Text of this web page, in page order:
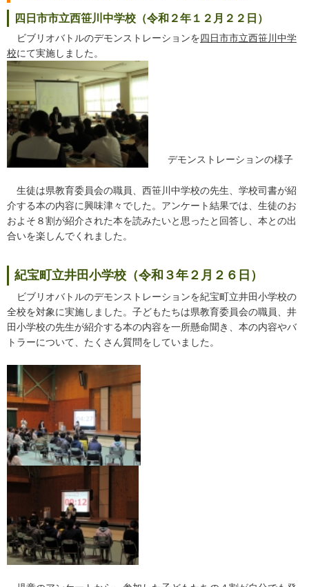
四日市市立西笹川中学校（令和２年１２月２２日）
ビブリオバトルのデモンストレーションを四日市市立西笹川中学
校にて実施しました。
デモンストレーションの様子
生徒は県教育委員会の職員、西笹川中学校の先生、学校司書が紹
介する本の内容に興味津々でした。アンケート結果では、生徒のお
およそ８割が紹介された本を読みたいと思ったと回答し、本との出
合いを楽しんでくれました。
紀宝町立井田小学校（令和３年２月２６日）
ビブリオバトルのデモンストレーションを紀宝町立井田小学校の
全校を対象に実施しました。子どもたちは県教育委員会の職員、井
田小学校の先生が紹介する本の内容を一所懸命聞き、本の内容やバ
トラーについて、たくさん質問をしていました。